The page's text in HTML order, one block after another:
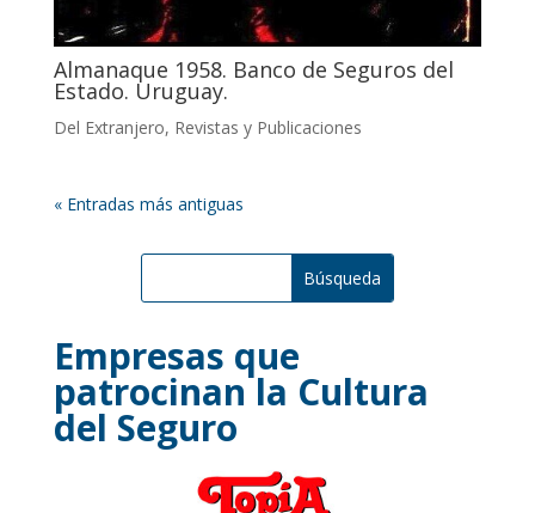
Almanaque 1958. Banco de Seguros del
Estado. Uruguay.
Del Extranjero, Revistas y Publicaciones
« Entradas más antiguas
Empresas que
patrocinan la Cultura
del Seguro